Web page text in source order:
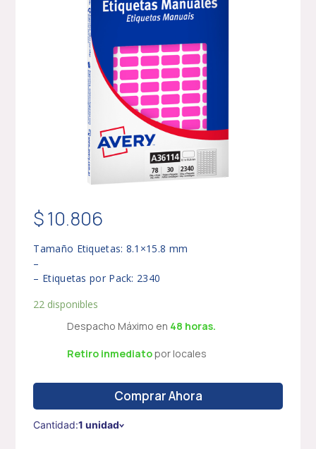
$10.806
Tamaño Etiquetas: 8.1×15.8 mm
–
– Etiquetas por Pack: 2340
22 disponibles
Despacho Máximo en 48 horas.
Retiro inmediatopor locales
Comprar Ahora
Cantidad:1 unidad